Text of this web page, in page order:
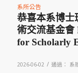
系所公告
恭喜本系博士
術交流基金
for Scholarly
2026-06-02 / 通過： 系